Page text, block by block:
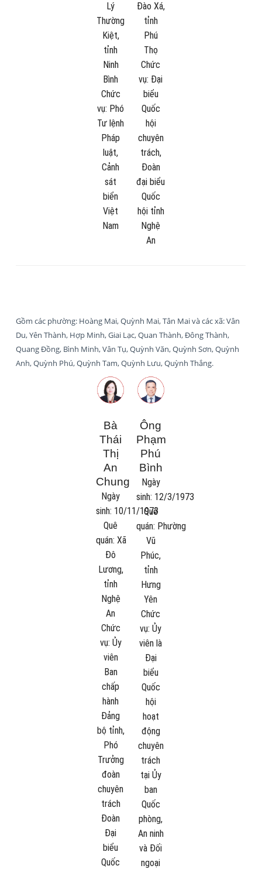
Lý
Thường
Kiệt,
tỉnh
Ninh
Bình
Chức
vụ: Phó
Tư lệnh
Pháp
luật,
Cảnh
sát
biển
Việt
Nam
Đào Xá,
tỉnh
Phú
Thọ
Chức
vụ: Đại
biểu
Quốc
hội
chuyên
trách,
Đoàn
đại biểu
Quốc
hội tỉnh
Nghệ
An
Gồm các phường: Hoàng Mai, Quỳnh Mai, Tân Mai và các xã: Vân
Du, Yên Thành, Hợp Minh, Giai Lạc, Quan Thành, Đông Thành,
Quang Đồng, Bình Minh, Vân Tụ, Quỳnh Văn, Quỳnh Sơn, Quỳnh
Anh, Quỳnh Phú, Quỳnh Tam, Quỳnh Lưu, Quỳnh Thắng.
Bà
Thái
Thị
An
Chung
Ngày
sinh: 10/11/1973
Quê
quán:Xã
Đô
Lương,
tỉnh
Nghệ
An
Chức
vụ: Ủy
viên
Ban
chấp
hành
Đảng
bộ tỉnh,
Phó
Trưởng
đoàn
chuyên
trách
Đoàn
Đại
biểu
Quốc
Ông
Phạm
Phú
Bình
Ngày
sinh: 12/3/1973
Quê
quán: Phường
Vũ
Phúc,
tỉnh
Hưng
Yên
Chức
vụ:Ủy
viên là
Đại
biểu
Quốc
hội
hoạt
động
chuyên
trách
tại Ủy
ban
Quốc
phòng,
An ninh
và Đối
ngoại